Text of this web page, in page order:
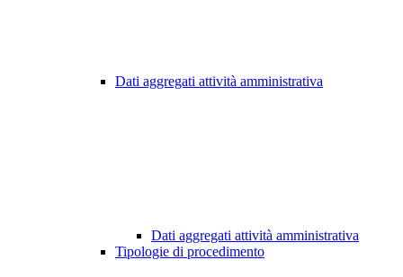
Dati aggregati attività amministrativa
Dati aggregati attività amministrativa
Tipologie di procedimento